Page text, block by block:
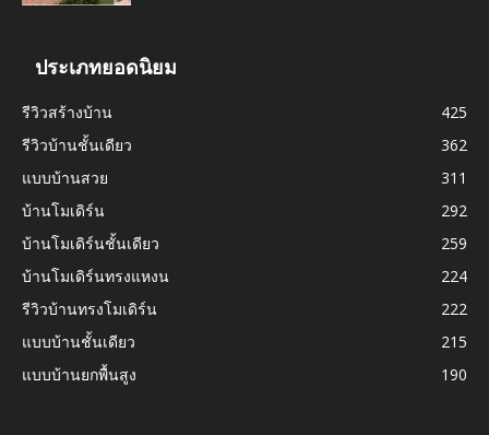
ประเภทยอดนิยม
รีวิวสร้างบ้าน
425
รีวิวบ้านชั้นเดียว
362
แบบบ้านสวย
311
บ้านโมเดิร์น
292
บ้านโมเดิร์นชั้นเดียว
259
บ้านโมเดิร์นทรงแหงน
224
รีวิวบ้านทรงโมเดิร์น
222
แบบบ้านชั้นเดียว
215
แบบบ้านยกพื้นสูง
190